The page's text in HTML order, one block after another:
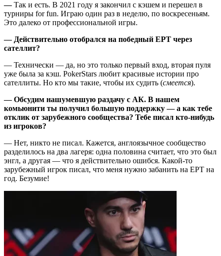
—Так и есть. В 2021 году я закончил с кэшем и перешел в
турниры for fun. Играю один раз в неделю, по воскресеньям.
Это далеко от профессиональной игры.
— Действительно отобрался на победный EPT через
сателлит?
— Технически — да, но это только первый вход, вторая пуля
уже была за кэш. PokerStars любит красивые истории про
сателлиты. Но кто мы такие, чтобы их судить (смеется).
— Обсудим нашумевшую раздачу с АК. В нашем
комьюнити ты получил большую поддержку — а как тебе
отклик от зарубежного сообщества? Тебе писал кто-нибудь
из игроков?
— Нет, никто не писал. Кажется, англоязычное сообщество
разделилось на два лагеря: одна половина считает, что это был
энгл, а другая — что я действительно ошибся. Какой-то
зарубежный игрок писал, что меня нужно забанить на EPT на
год. Безумие!